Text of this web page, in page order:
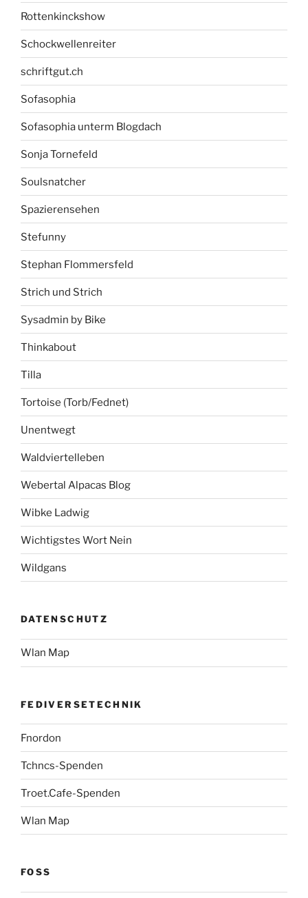
Rottenkinckshow
Schockwellenreiter
schriftgut.ch
Sofasophia
Sofasophia unterm Blogdach
Sonja Tornefeld
Soulsnatcher
Spazierensehen
Stefunny
Stephan Flommersfeld
Strich und Strich
Sysadmin by Bike
Thinkabout
Tilla
Tortoise (Torb/Fednet)
Unentwegt
Waldviertelleben
Webertal Alpacas Blog
Wibke Ladwig
Wichtigstes Wort Nein
Wildgans
DATENSCHUTZ
Wlan Map
FEDIVERSETECHNIK
Fnordon
Tchncs-Spenden
Troet.Cafe-Spenden
Wlan Map
FOSS